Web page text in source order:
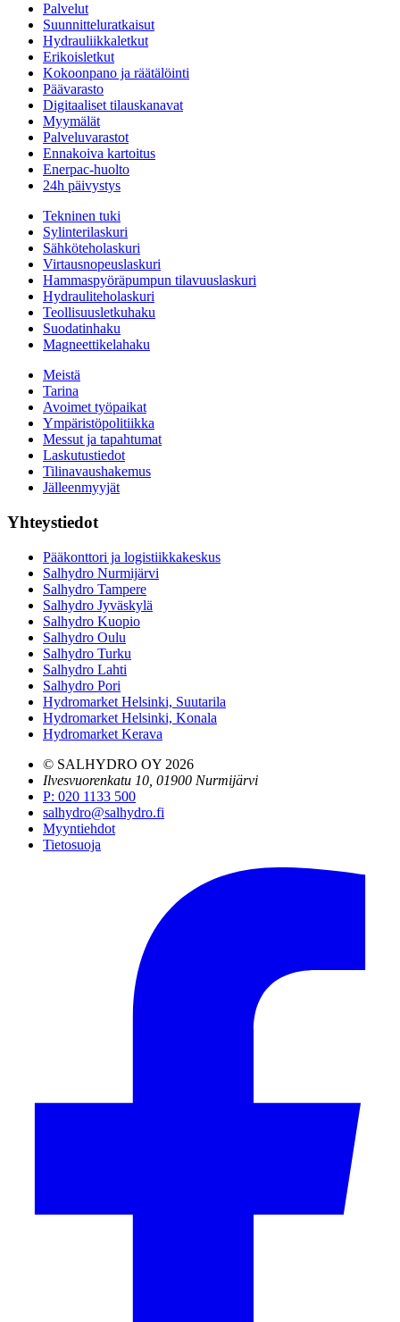
Palvelut
Suunnitteluratkaisut
Hydrauliikkaletkut
Erikoisletkut
Kokoonpano ja räätälöinti
Päävarasto
Digitaaliset tilauskanavat
Myymälät
Palveluvarastot
Ennakoiva kartoitus
Enerpac-huolto
24h päivystys
Tekninen tuki
Sylinterilaskuri
Sähköteholaskuri
Virtausnopeuslaskuri
Hammaspyöräpumpun tilavuuslaskuri
Hydrauliteholaskuri
Teollisuusletkuhaku
Suodatinhaku
Magneettikelahaku
Meistä
Tarina
Avoimet työpaikat
Ympäristöpolitiikka
Messut ja tapahtumat
Laskutustiedot
Tilinavaushakemus
Jälleenmyyjät
Yhteystiedot
Pääkonttori ja logistiikkakeskus
Salhydro Nurmijärvi
Salhydro Tampere
Salhydro Jyväskylä
Salhydro Kuopio
Salhydro Oulu
Salhydro Turku
Salhydro Lahti
Salhydro Pori
Hydromarket Helsinki, Suutarila
Hydromarket Helsinki, Konala
Hydromarket Kerava
© SALHYDRO OY 2026
Ilvesvuorenkatu 10, 01900 Nurmijärvi
P: 020 1133 500
salhydro@salhydro.fi
Myyntiehdot
Tietosuoja